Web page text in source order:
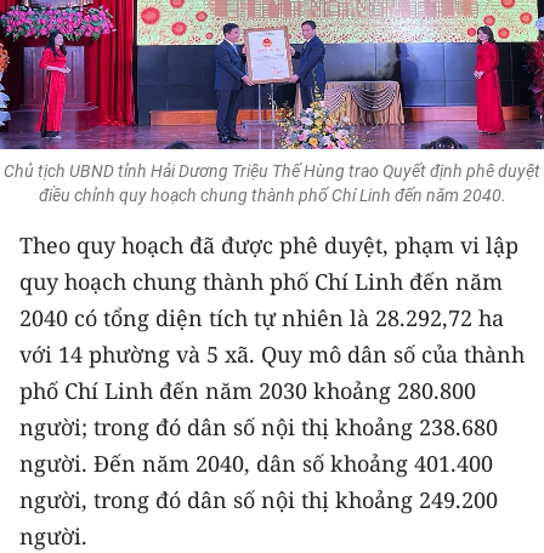
KHOA HỌC - CÔNG NGHỆ
MÔI TRƯỜNG
BẠN ĐỌC
KIỂM CHỨNG THÔNG TIN
TRI THỨC CHUYÊN SÂU
54 DÂN TỘC VIỆT NAM
CHƯƠNG TRÌNH OCOP - MỖI XÃ
MỘT SẢN PHẨM
RADIO
MEDIA CENTER
Chủ tịch UBND tỉnh Hải Dương Triệu Thế Hùng trao Quyết định phê duyệt
điều chỉnh quy hoạch chung thành phố Chí Linh đến năm 2040.
Theo quy hoạch đã được phê duyệt, phạm vi lập
quy hoạch chung thành phố Chí Linh đến năm
2040 có tổng diện tích tự nhiên là 28.292,72 ha
với 14 phường và 5 xã. Quy mô dân số của thành
phố Chí Linh đến năm 2030 khoảng 280.800
người; trong đó dân số nội thị khoảng 238.680
người. Đến năm 2040, dân số khoảng 401.400
người, trong đó dân số nội thị khoảng 249.200
người.